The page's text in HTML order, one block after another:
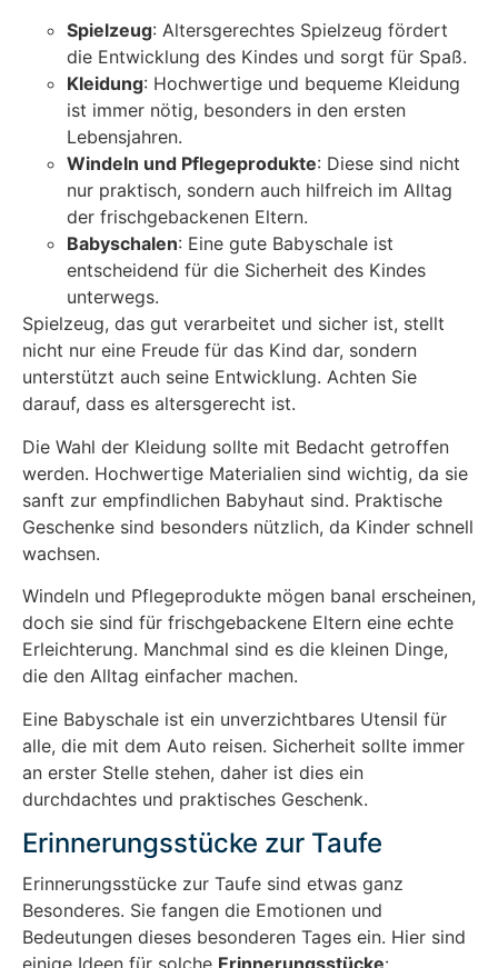
Spielzeug: Altersgerechtes Spielzeug fördert
die Entwicklung des Kindes und sorgt für Spaß.
Kleidung: Hochwertige und bequeme Kleidung
ist immer nötig, besonders in den ersten
Lebensjahren.
Windeln und Pflegeprodukte: Diese sind nicht
nur praktisch, sondern auch hilfreich im Alltag
der frischgebackenen Eltern.
Babyschalen: Eine gute Babyschale ist
entscheidend für die Sicherheit des Kindes
unterwegs.
Spielzeug, das gut verarbeitet und sicher ist, stellt
nicht nur eine Freude für das Kind dar, sondern
unterstützt auch seine Entwicklung. Achten Sie
darauf, dass es altersgerecht ist.
Die Wahl der Kleidung sollte mit Bedacht getroffen
werden. Hochwertige Materialien sind wichtig, da sie
sanft zur empfindlichen Babyhaut sind. Praktische
Geschenke sind besonders nützlich, da Kinder schnell
wachsen.
Windeln und Pflegeprodukte mögen banal erscheinen,
doch sie sind für frischgebackene Eltern eine echte
Erleichterung. Manchmal sind es die kleinen Dinge,
die den Alltag einfacher machen.
Eine Babyschale ist ein unverzichtbares Utensil für
alle, die mit dem Auto reisen. Sicherheit sollte immer
an erster Stelle stehen, daher ist dies ein
durchdachtes und praktisches Geschenk.
Erinnerungsstücke zur Taufe
Erinnerungsstücke zur Taufe sind etwas ganz
Besonderes. Sie fangen die Emotionen und
Bedeutungen dieses besonderen Tages ein. Hier sind